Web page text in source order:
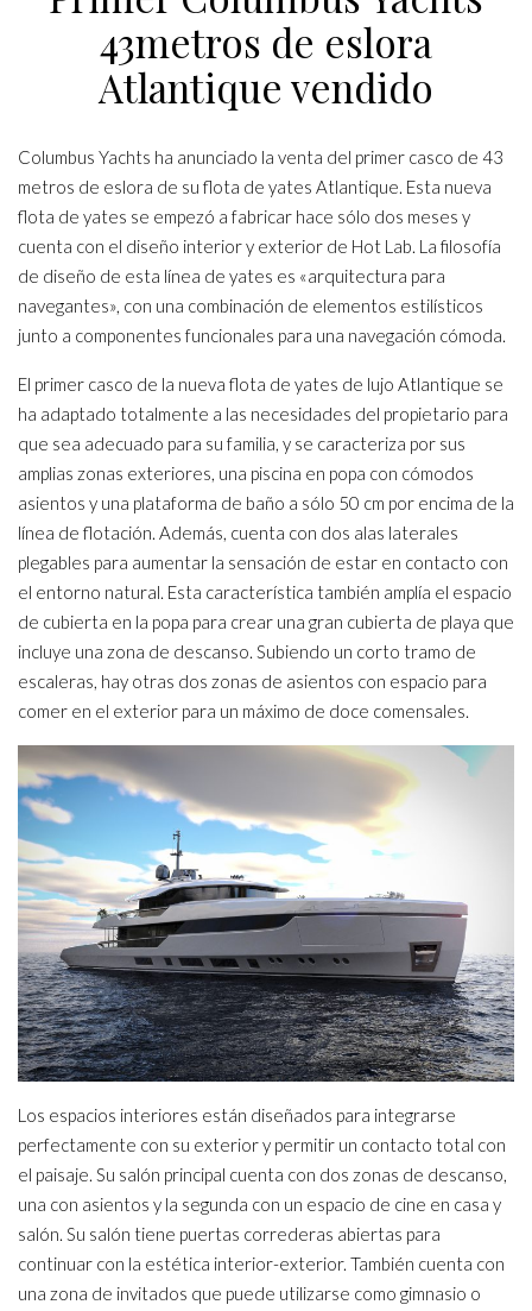
43metros de eslora
Atlantique vendido
Columbus Yachts ha anunciado la venta del primer casco de 43
metros de eslora de su flota de yates Atlantique. Esta nueva
flota de yates se empezó a fabricar hace sólo dos meses y
cuenta con el diseño interior y exterior de Hot Lab. La filosofía
de diseño de esta línea de yates es «arquitectura para
navegantes», con una combinación de elementos estilísticos
junto a componentes funcionales para una navegación cómoda.
El primer casco de la nueva flota de yates de lujo Atlantique se
ha adaptado totalmente a las necesidades del propietario para
que sea adecuado para su familia, y se caracteriza por sus
amplias zonas exteriores, una piscina en popa con cómodos
asientos y una plataforma de baño a sólo 50 cm por encima de la
línea de flotación. Además, cuenta con dos alas laterales
plegables para aumentar la sensación de estar en contacto con
el entorno natural. Esta característica también amplía el espacio
de cubierta en la popa para crear una gran cubierta de playa que
incluye una zona de descanso. Subiendo un corto tramo de
escaleras, hay otras dos zonas de asientos con espacio para
comer en el exterior para un máximo de doce comensales.
Los espacios interiores están diseñados para integrarse
perfectamente con su exterior y permitir un contacto total con
el paisaje. Su salón principal cuenta con dos zonas de descanso,
una con asientos y la segunda con un espacio de cine en casa y
salón. Su salón tiene puertas correderas abiertas para
continuar con la estética interior-exterior. También cuenta con
una zona de invitados que puede utilizarse como gimnasio o